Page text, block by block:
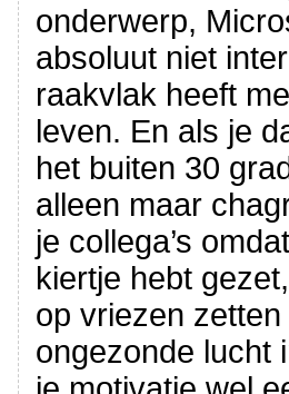
onderwerp,
absoluut niet
raakvlak heeft
leven. En als je
het buiten 30
alleen maar
je collega’s
kiertje hebt
op vriezen
ongezonde